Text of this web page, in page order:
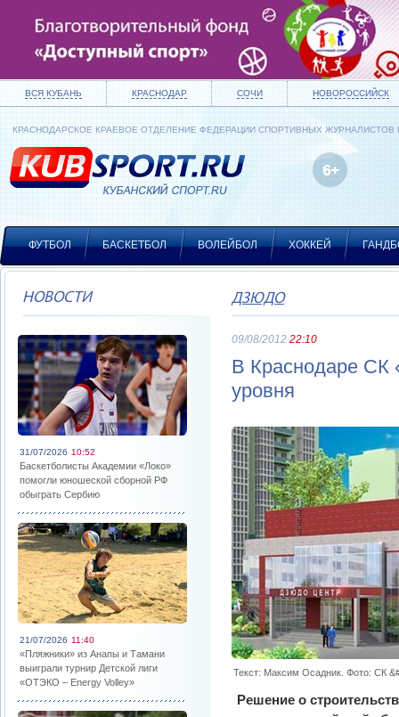
ВСЯ КУБАНЬ КРАСНОДАР СОЧИ НОВОРОССИЙСК
КРАСНОДАРСКОЕ КРАЕВОЕ ОТДЕЛЕНИЕ ФЕДЕРАЦИИ СПОРТИВНЫХ ЖУРНАЛИСТОВ
ФУТБОЛ БАСКЕТБОЛ ВОЛЕЙБОЛ ХОККЕЙ
НОВОСТИ
31/07/2026 10:52
Баскетболисты Академии «Локо»
помогли юношеской сборной РФ
обыграть Сербию
21/07/2026 11:40
«Пляжники» из Анапы и Тамани
выиграли турнир Детской лиги
«ОТЭКО – Energy Volley»
ДЗЮДО
09/08/2012 22:10
В Краснодаре СК
уровня
Текст: Максим Осадник. Фото: СК
Решение о